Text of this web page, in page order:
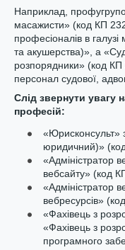
Наприклад,
масажисти» (код КП
професіоналів в
та акушерства)», а
розпорядники» (код
персонал судової,
Слід звернути увагу
професій:
«Юрисконсульт»
юридичний)»
«Адміністратор
вебсайту» (код
«Адміністратор
вебресурсів»
«Фахівець з
«Фахівець з
програмного